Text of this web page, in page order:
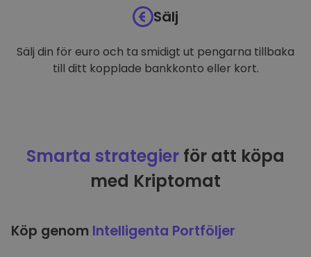
Sälj
Sälj din för euro och ta smidigt ut pengarna tillbaka
till ditt kopplade bankkonto eller kort.
Smarta strategier för att köpa
med Kriptomat
Köp genom Intelligenta Portföljer